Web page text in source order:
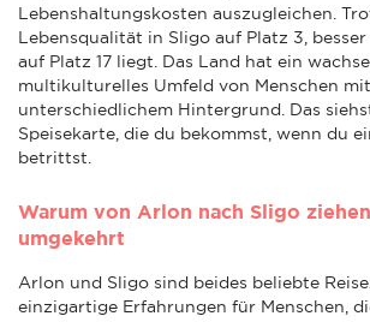
Lebenshaltungskosten auszugleichen.
Lebensqualität in Sligo auf Platz 3,
auf Platz 17 liegt. Das Land hat ein
multikulturelles Umfeld von Menschen mit
unterschiedlichem Hintergrund. Das
Speisekarte, die du bekommst, wenn du
betrittst.
Warum von Arlon nach Sligo
umgekehrt
Arlon und Sligo sind beides beliebte
einzigartige Erfahrungen für Menschen,